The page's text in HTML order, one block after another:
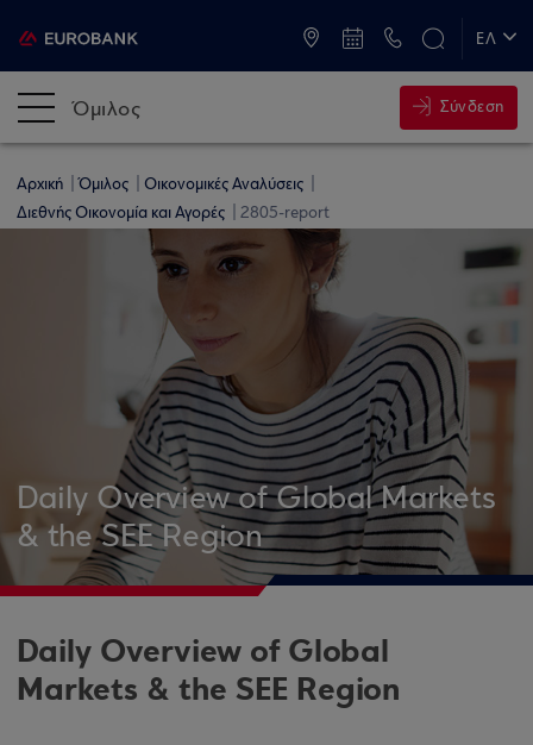
ΕΛ
Όμιλος Σύνδεση
Αρχική Όμιλος
Οικονομικές Αναλύσεις
Διεθνής Οικονομία και Αγορές
2805-report
Daily Overview of Global Markets
& the SEE Region
Daily Overview of Global
Markets & the SEE Region